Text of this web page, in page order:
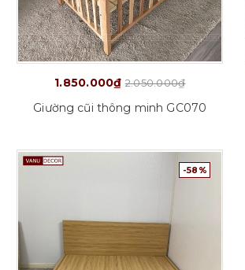
1.850.000₫ 2.050.000₫
Giường cũi thông minh GC070
-58%